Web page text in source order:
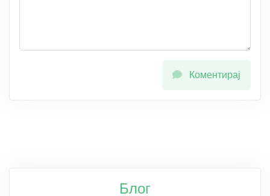
Коментирај
Блог